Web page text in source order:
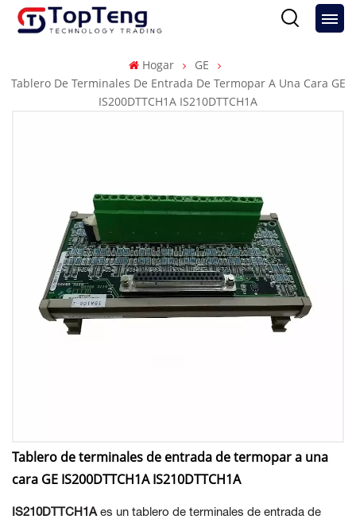
Hogar
GE
Tablero De Terminales De Entrada De Termopar A Una Cara GE
IS200DTTCH1A IS210DTTCH1A
Tablero de terminales de entrada de termopar a una
cara GE IS200DTTCH1A IS210DTTCH1A
IS210DTTCH1A es un tablero de terminales de entrada de